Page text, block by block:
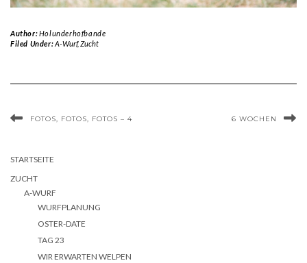
Author:Holunderhofbande
Filed Under:A-Wurf,Zucht
FOTOS, FOTOS, FOTOS – 4 6 WOCHEN
STARTSEITE
ZUCHT
A-WURF
WURFPLANUNG
OSTER-DATE
TAG 23
WIR ERWARTEN WELPEN